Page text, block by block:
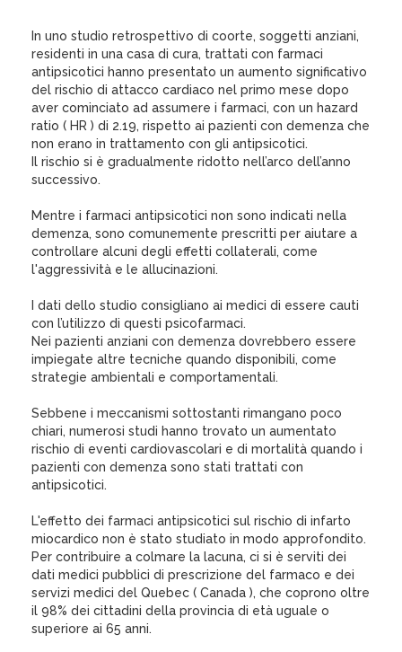
In uno studio retrospettivo di coorte, soggetti anziani,
residenti in una casa di cura, trattati con farmaci
antipsicotici hanno presentato un aumento significativo
del rischio di attacco cardiaco nel primo mese dopo
aver cominciato ad assumere i farmaci, con un hazard
ratio ( HR ) di 2.19, rispetto ai pazienti con demenza che
non erano in trattamento con gli antipsicotici.
Il rischio si è gradualmente ridotto nell’arco dell’anno
successivo.
Mentre i farmaci antipsicotici non sono indicati nella
demenza, sono comunemente prescritti per aiutare a
controllare alcuni degli effetti collaterali, come
l'aggressività e le allucinazioni.
I dati dello studio consigliano ai medici di essere cauti
con l’utilizzo di questi psicofarmaci.
Nei pazienti anziani con demenza dovrebbero essere
impiegate altre tecniche quando disponibili, come
strategie ambientali e comportamentali.
Sebbene i meccanismi sottostanti rimangano poco
chiari, numerosi studi hanno trovato un aumentato
rischio di eventi cardiovascolari e di mortalità quando i
pazienti con demenza sono stati trattati con
antipsicotici.
L'effetto dei farmaci antipsicotici sul rischio di infarto
miocardico non è stato studiato in modo approfondito.
Per contribuire a colmare la lacuna, ci si è serviti dei
dati medici pubblici di prescrizione del farmaco e dei
servizi medici del Quebec ( Canada ), che coprono oltre
il 98% dei cittadini della provincia di età uguale o
superiore ai 65 anni.